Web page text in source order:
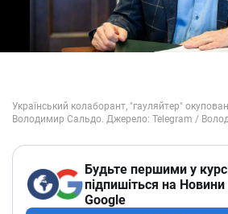
Будьте першими у
підпишіться на Новини
Google